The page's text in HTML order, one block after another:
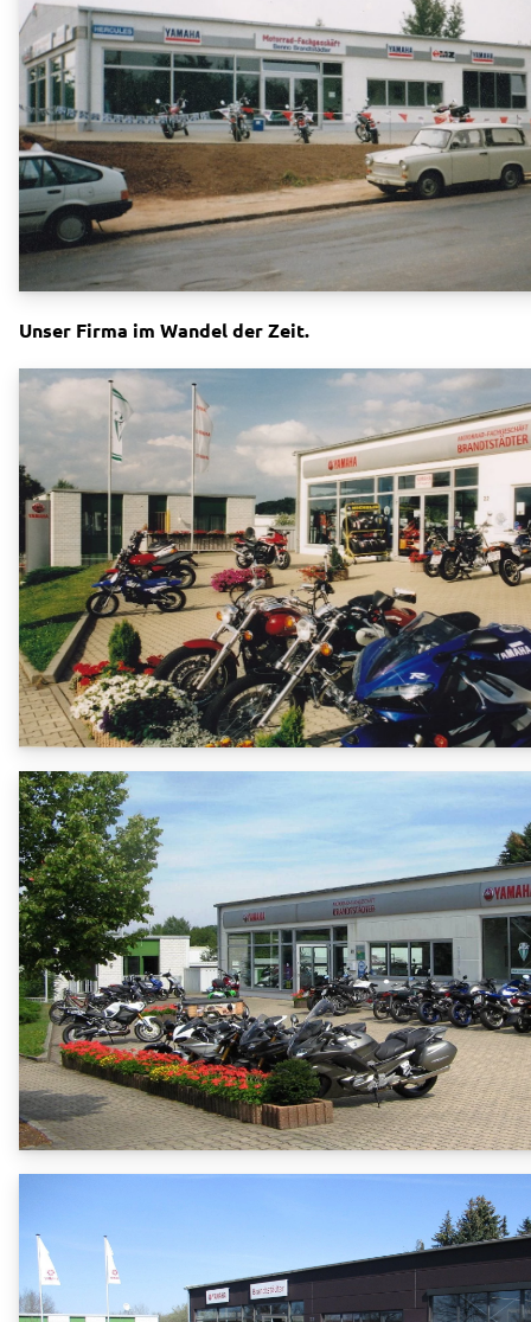
Unser Firma im Wandel der Zeit.